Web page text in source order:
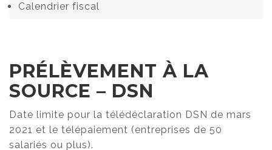
Calendrier fiscal
PRÉLÈVEMENT À LA
SOURCE – DSN
Date limite pour la télédéclaration DSN de mars
2021 et le télépaiement (entreprises de 50
salariés ou plus).